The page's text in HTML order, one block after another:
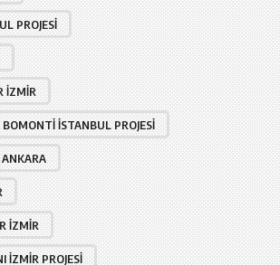
PROJESI
İZMIR
İSTANBUL PROJESI
İZMIR
İZMIR PROJESI